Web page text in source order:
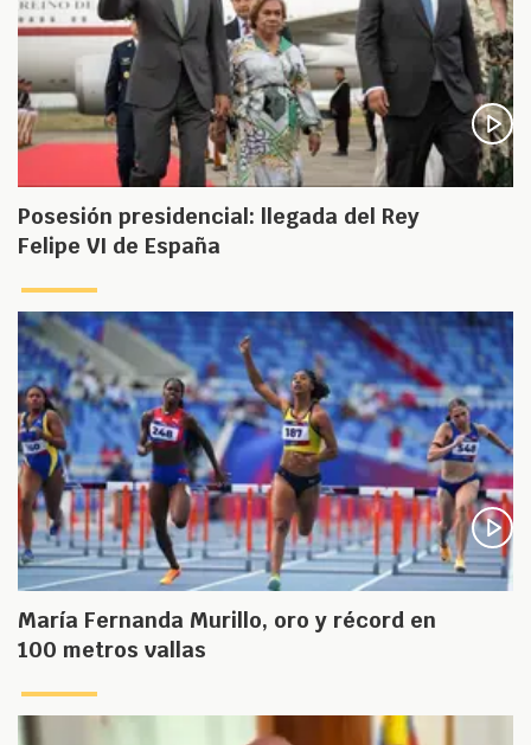
Posesión presidencial: llegada del Rey
Felipe VI de España
María Fernanda Murillo, oro y récord en
100 metros vallas